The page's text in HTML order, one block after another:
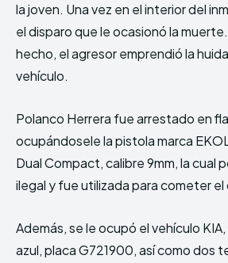
la joven. Una vez en el interior del
el disparo que le ocasionó la
hecho, el agresor emprendió la
vehículo.
Polanco Herrera fue arrestado en
ocupándosele la pistola marca
Dual Compact, calibre 9mm, la cual
ilegal y fue utilizada para cometer el
Además, se le ocupó el vehículo
azul, placa G721900, así como dos